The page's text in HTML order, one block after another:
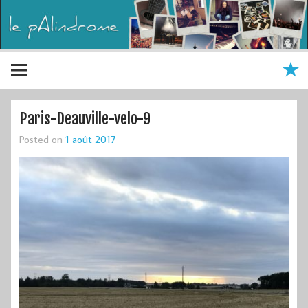
Paris-Deauville-velo-9
Posted on 1 août 2017